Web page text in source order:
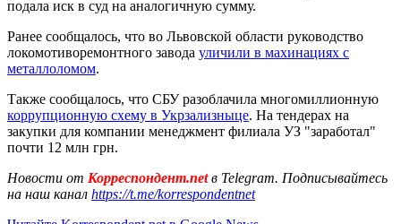
подала иск в суд на аналогичную сумму.
Ранее сообщалось, что во Львовской области руководство
локомотиворемонтного завода уличили в махинациях с
металлоломом.
Также сообщалось, что СБУ разоблачила многомиллионную
коррупционную схему в Укрзализныце. На тендерах на
закупки для компании менеджмент филиала УЗ "заработал"
почти 12 млн грн.
Новости от Корреспондент.netв Telegram. Подписывайтесь
на наш канал https://t.me/korrespondentnet